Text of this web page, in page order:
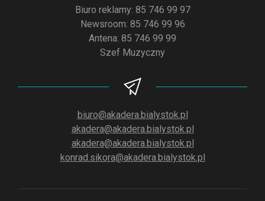
Biuro reklamy: 85 746 99 97
Newsroom: 85 746 99 96
Antena: 85 746 99 99
Szef Muzyczny
biuro@akadera.bialystok.pl
akadera@akadera.bialystok.pl
akadera@akadera.bialystok.pl
konrad.sikora@akadera.bialystok.pl